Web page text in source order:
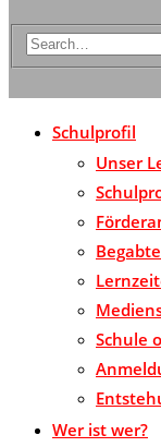
Schulprofil
Unser
Schule
Wer ist wer?